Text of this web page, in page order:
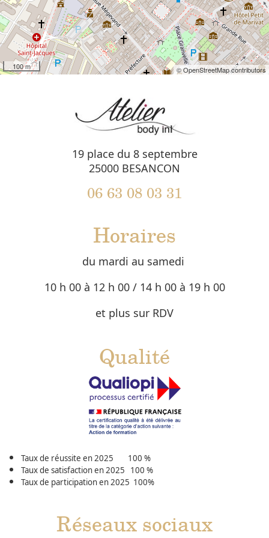
100 m © OpenStreetMap contributors
19 place du 8 septembre
25000 BESANCON
06 63 08 03 31
Horaires
du mardi au samedi
10 h 00 à 12 h 00 / 14 h 00 à 19 h 00
et plus sur RDV
Qualité
Taux de réussite en 2025 100 %
Taux de satisfaction en 2025 100 %
Taux de participation en 2025 100%
Réseaux sociaux